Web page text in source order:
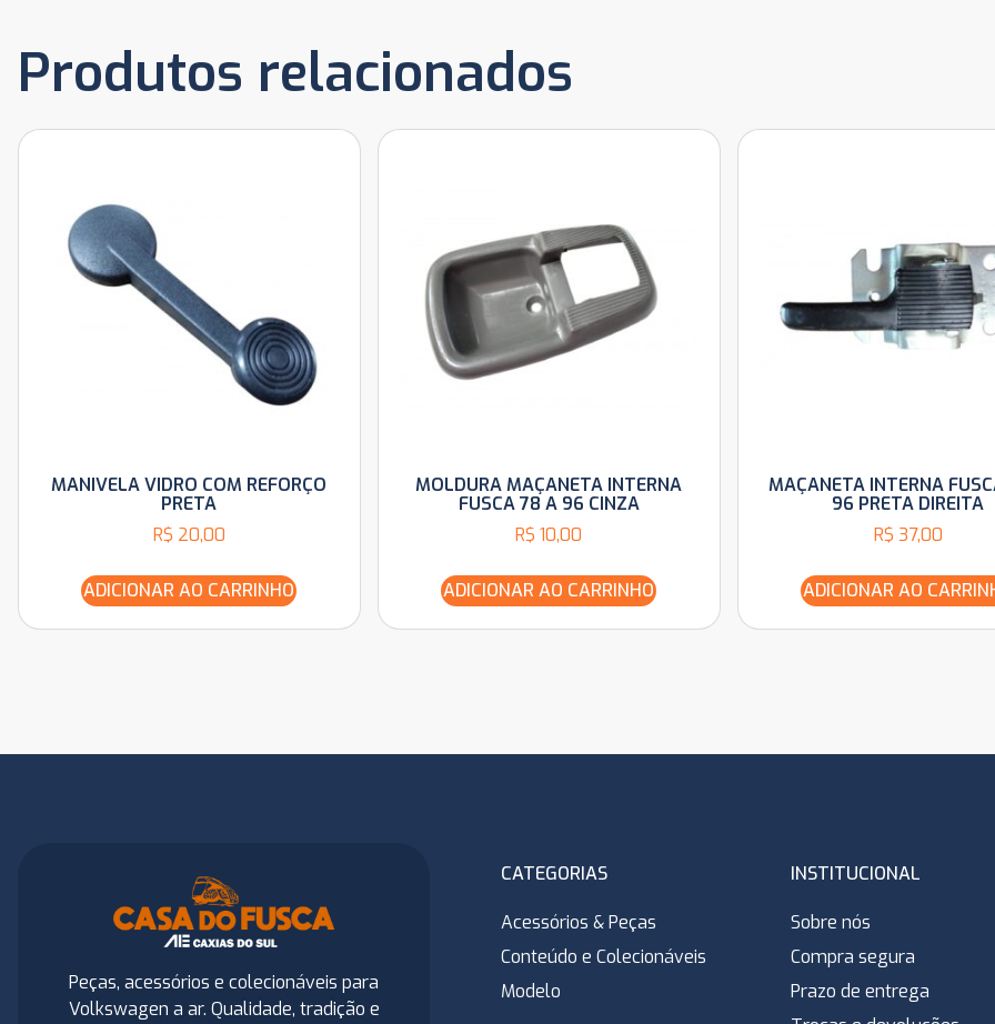
Produtos relacionados
MANIVELA VIDRO COM REFORÇO
PRETA
R$ 20,00
ADICIONAR AO CARRINHO
MOLDURA MAÇANETA INTERNA
FUSCA 78 A 96 CINZA
R$ 10,00
ADICIONAR AO CARRINHO
MAÇANETA INTERNA
96 PRETA DIREITA
R$ 37,00
ADICIONAR AO
Peças, acessórios e colecionáveis para
Volkswagen a ar. Qualidade, tradição e
CATEGORIAS
Acessórios & Peças
Conteúdo e Colecionáveis
Modelo
INSTITUCIONAL
Sobre nós
Compra segura
Prazo de entrega